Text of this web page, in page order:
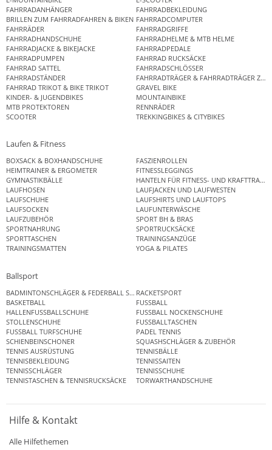
FAHRRADANHÄNGER
FAHRRADBEKLEIDUNG
BRILLEN ZUM FAHRRADFAHREN & BIKEN FAHRRADCOMPUTER
FAHRRÄDER
FAHRRADGRIFFE
FAHRRADHANDSCHUHE
FAHRRADHELME & MTB HELME
FAHRRADJACKE & BIKEJACKE
FAHRRADPEDALE
FAHRRADPUMPEN
FAHRRAD RUCKSÄCKE
FAHRRAD SATTEL
FAHRRADSCHLÖSSER
FAHRRADSTÄNDER
FAHRRADTRÄGER & FAHRRADTRÄGER
FAHRRAD TRIKOT & BIKE TRIKOT
GRAVEL BIKE
KINDER- & JUGENDBIKES
MOUNTAINBIKE
MTB PROTEKTOREN
RENNRÄDER
SCOOTER
TREKKINGBIKES & CITYBIKES
Laufen & Fitness
BOXSACK & BOXHANDSCHUHE
FASZIENROLLEN
HEIMTRAINER & ERGOMETER
FITNESSLEGGINGS
GYMNASTIKBÄLLE
HANTELN FÜR FITNESS- UND
LAUFHOSEN
LAUFJACKEN UND LAUFWESTEN
LAUFSCHUHE
LAUFSHIRTS UND LAUFTOPS
LAUFSOCKEN
LAUFUNTERWÄSCHE
LAUFZUBEHÖR
SPORT BH & BRAS
SPORTNAHRUNG
SPORTRUCKSÄCKE
SPORTTASCHEN
TRAININGSANZÜGE
TRAININGSMATTEN
YOGA & PILATES
Ballsport
BADMINTONSCHLÄGER & FEDERBALL SETSRACKETSPORT
BASKETBALL
FUSSBALL
HALLENFUSSBALLSCHUHE
FUSSBALL NOCKENSCHUHE
STOLLENSCHUHE
FUSSBALLTASCHEN
FUSSBALL TURFSCHUHE
PADEL TENNIS
SCHIENBEINSCHONER
SQUASHSCHLÄGER & ZUBEHÖR
TENNIS AUSRÜSTUNG
TENNISBÄLLE
TENNISBEKLEIDUNG
TENNISSAITEN
TENNISSCHLÄGER
TENNISSCHUHE
TENNISTASCHEN & TENNISRUCKSÄCKE
TORWARTHANDSCHUHE
Hilfe & Kontakt
Alle Hilfethemen